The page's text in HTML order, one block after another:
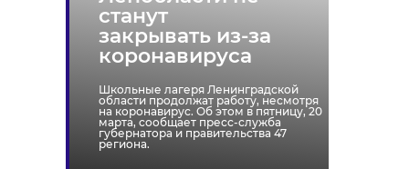
станут
закрывать из-за
коронавируса
Школьные лагеря Ленинградской
области продолжат работу, несмотря
на коронавирус. Об этом в пятницу, 20
марта, сообщает пресс-служба
губернатора и правительства 47
региона.
гатчинский район
добровольцы
реставрация усадьба
история сосновый бор
Поделиться статьей: